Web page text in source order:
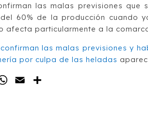
las malas previsiones
60% de la producción cuando
afecta particularmente a la
las malas previsiones y
por culpa de las heladas
WhatsApp
Email